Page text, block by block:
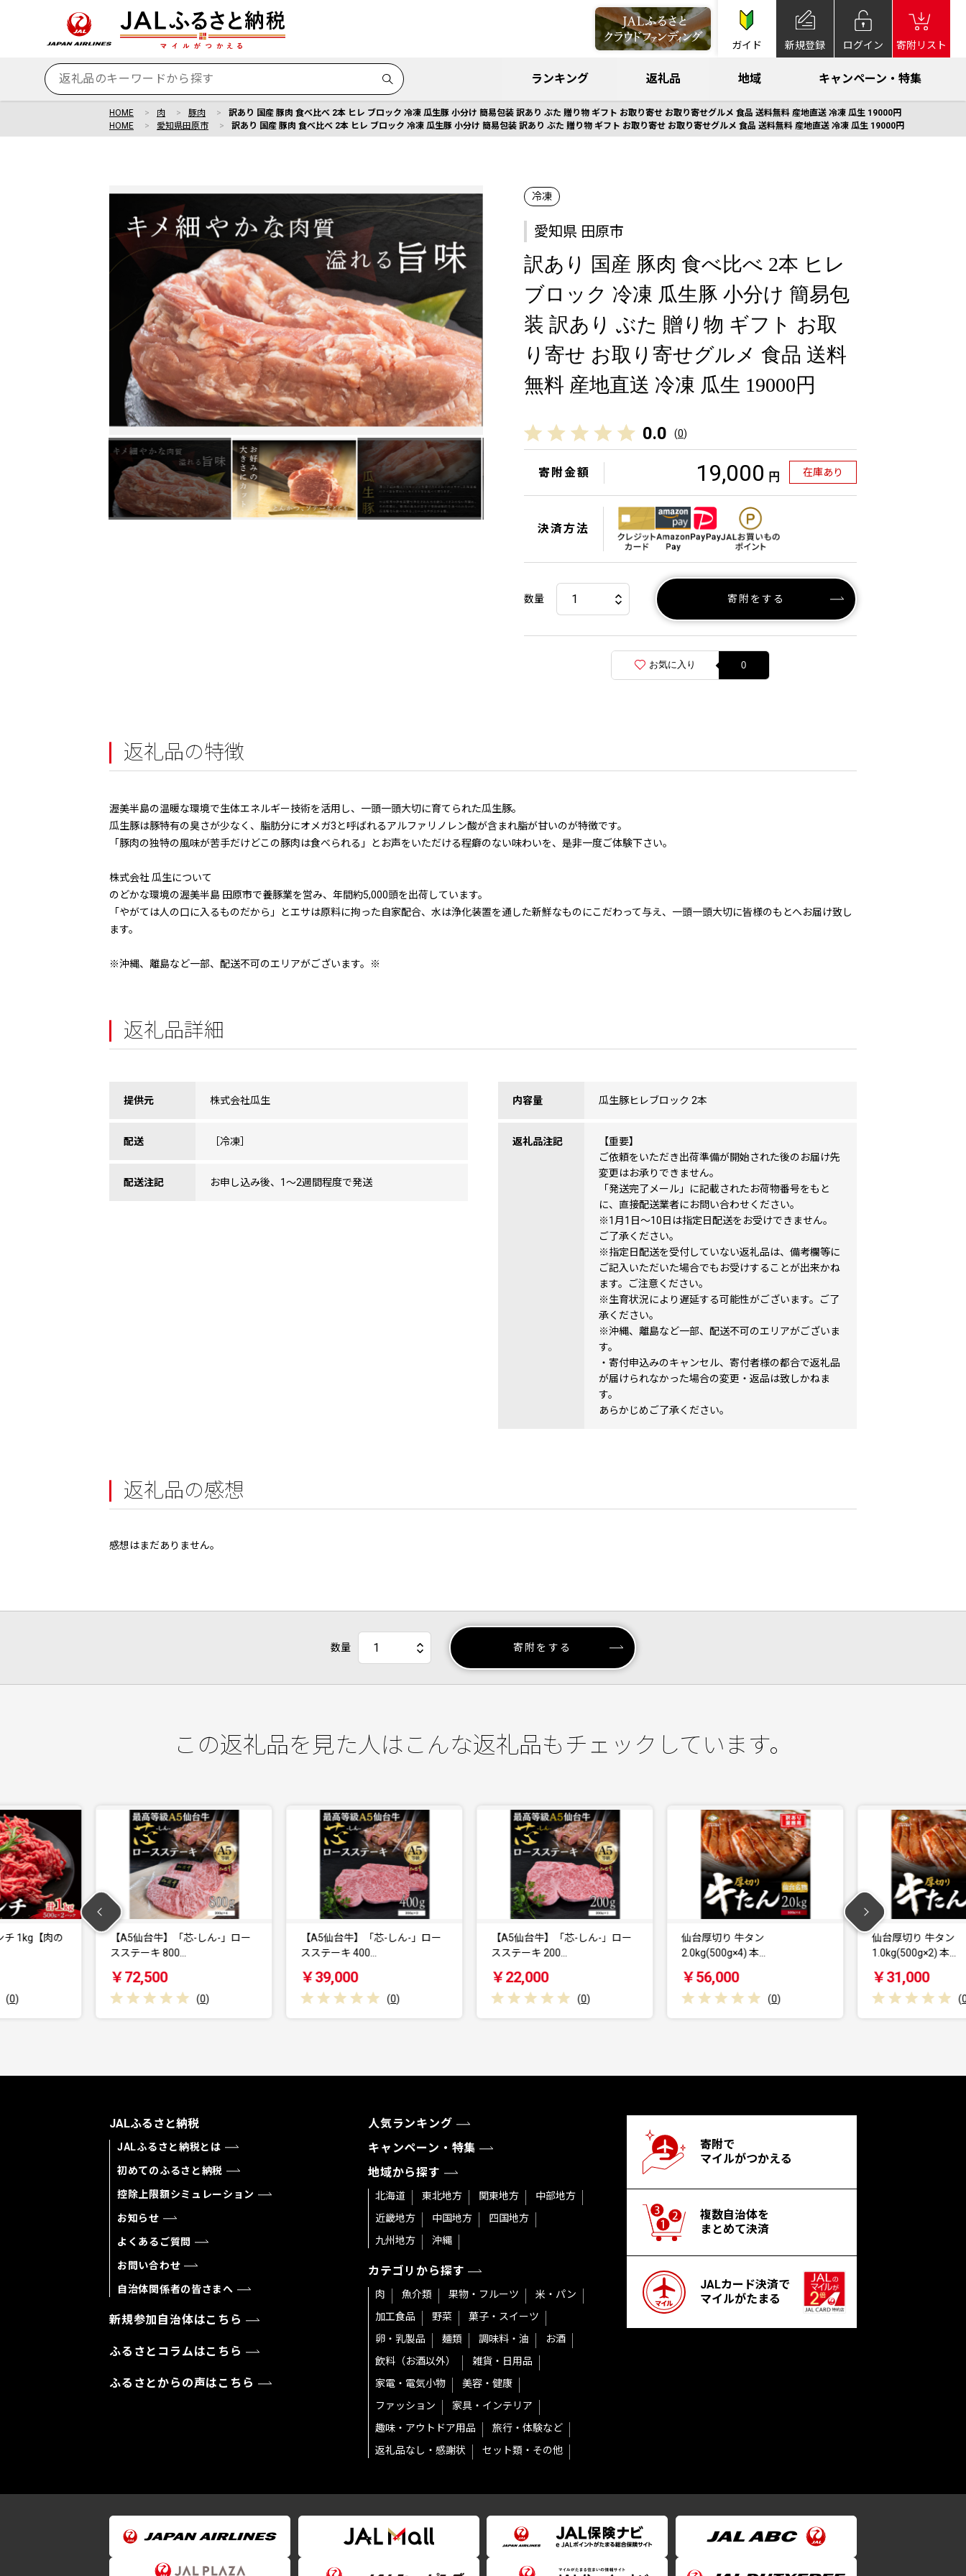
ガイド 新規登録 ログイン 寄附リスト
ランキング 返礼品 地域 キャンペーン・特集
HOME 肉 豚肉
訳あり 国産 豚肉 食べ比べ 2本 ヒレ ブロック 冷凍 瓜生豚 小分け 簡易包装 訳あり ぶた 贈り物 ギフト お取り寄せ お取り寄せグルメ 食品 送料無料 産地直送 冷凍 瓜生 19000円
HOME
愛知県田原市 訳あり 国産 豚肉 食べ比べ 2本 ヒレ ブロック 冷凍 瓜生豚 小分け 簡易包装 訳あり ぶた 贈り物 ギフト お取り寄せ お取り寄せグルメ 食品 送料無料 産地直送 冷凍 瓜生 19000円
冷凍
愛知県 田原市
訳あり 国産 豚肉 食べ比べ 2本 ヒレ
ブロック 冷凍 瓜生豚 小分け 簡易包
装 訳あり ぶた 贈り物 ギフト お取
り寄せ お取り寄せグルメ 食品 送料
無料 産地直送 冷凍 瓜生 19000円
0.0 (0)
寄附金額 19,000 円 在庫あり
決済方法
数量 寄附をする
お気に入り 0
返礼品の特徴
渥美半島の温暖な環境で生体エネルギー技術を活用し、一頭一頭大切に育てられた瓜生豚。
瓜生豚は豚特有の臭さが少なく、脂肪分にオメガ3と呼ばれるアルファリノレン酸が含まれ脂が甘いのが特徴です。
「豚肉の独特の風味が苦手だけどこの豚肉は食べられる」とお声をいただける程癖のない味わいを、是非一度ご体験下さい。
株式会社 瓜生について
のどかな環境の渥美半島 田原市で養豚業を営み、年間約5,000頭を出荷しています。
「やがては人の口に入るものだから」とエサは原料に拘った自家配合、水は浄化装置を通した新鮮なものにこだわって与え、一頭一頭大切に皆様のもとへお届け致し
ます。
※沖縄、離島など一部、配送不可のエリアがございます。※
返礼品詳細
提供元 株式会社瓜生
配送 ［冷凍］
配送注記 お申し込み後、1〜2週間程度で発送
内容量 瓜生豚ヒレブロック 2本
返礼品注記
【重要】
ご依頼をいただき出荷準備が開始された後のお届け先
変更はお承りできません。
「発送完了メール」に記載されたお荷物番号をもと
に、直接配送業者にお問い合わせください。
※1月1日〜10日は指定日配送をお受けできません。
ご了承ください。
※指定日配送を受付していない返礼品は、備考欄等に
ご記入いただいた場合でもお受けすることが出来かね
ます。ご注意ください。
※生育状況により遅延する可能性がございます。ご了
承ください。
※沖縄、離島など一部、配送不可のエリアがございま
す。
・寄付申込みのキャンセル、寄付者様の都合で返礼品
が届けられなかった場合の変更・返品は致しかねま
す。
あらかじめご了承ください。
返礼品の感想
感想はまだありません。
数量 寄附をする
この返礼品を見た人はこんな返礼品もチェックしています。
芯-しん-」ロー
【A5仙台牛】「芯-しん-」ロー
スステーキ 400…
￥39,000
【A5仙台牛】「芯-しん-」ロー
スステーキ 200…
￥22,000
仙台厚切り 牛タン
2.0kg(500g×4) 本…
￥56,000
仙台厚切り 牛タン
1.0kg(500g×2) 本…
￥31,000
仙台厚切り 牛タ
塩味 肉厚…
￥18,500
JALふるさと納税
JALふるさと納税とは
初めてのふるさと納税
控除上限額シミュレーション
お知らせ
よくあるご質問
お問い合わせ
自治体関係者の皆さまへ
新規参加自治体はこちら
ふるさとコラムはこちら
ふるさとからの声はこちら
人気ランキング
キャンペーン・特集
地域から探す
北海道 東北地方 関東地方
中部地方
近畿地方
中国地方
四国地方
九州地方
沖縄
カテゴリから探す
肉 魚介類 果物・フルーツ
米・パン
加工食品
野菜
菓子・スイーツ
卵・乳製品
麺類 調味料・油
お酒
飲料（お酒以外）
雑貨・日用品
家電・電気小物
美容・健康
ファッション
家具・インテリア
趣味・アウトドア用品
旅行・体験など
返礼品なし・感謝状
セット類・その他
寄附で
マイルがつかえる
複数自治体を
まとめて決済
JALカード決済で
マイルがたまる